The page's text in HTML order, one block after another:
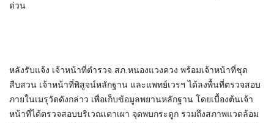
ด่วน
หลังรับแจ้ง เจ้าหน้าที่ตำรวจ สภ.หนองแวงควง พร้อมเจ้าหน้าที่ชุด
สืบสวน เจ้าหน้าที่พิสูจน์หลักฐาน และแพทย์เวรฯ ได้ลงพื้นที่ตรวจสอบ
ภายในเมรุวัดดังกล่าว เพื่อเก็บข้อมูลพยานหลักฐาน โดยเบื้องต้นเจ้า
หน้าที่ได้ตรวจสอบบริเวณเตาเผา จุดพบกระดูก รวมถึงสภาพแวดล้อม